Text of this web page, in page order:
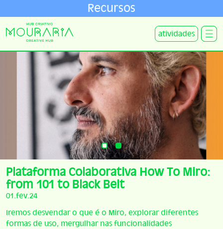
Recursos
atividades
Plataforma Colaborativa How To Miro:
from 101 to Black Belt
01.fev.24
Iremos desvendar o que é o Miro, explorar diferentes
formas de uso, mergulhar nas funcionalidades